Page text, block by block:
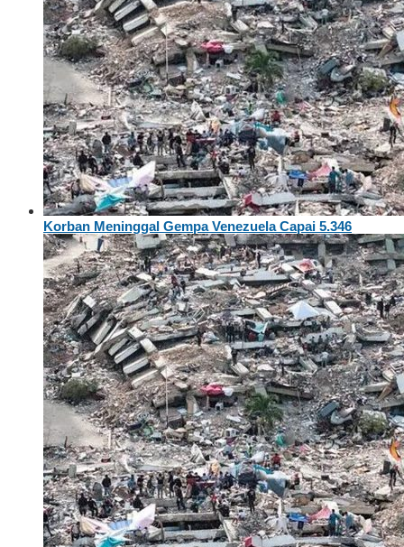
Korban Meninggal Gempa Venezuela Capai 5.346